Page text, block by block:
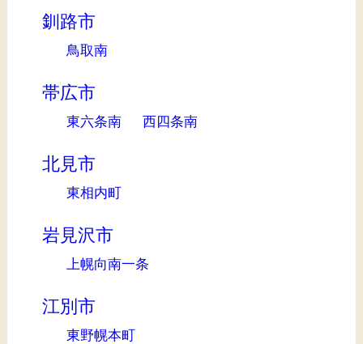
釧路市
鳥取南
帯広市
東六条南 西四条南
北見市
東相内町
岩見沢市
上幌向南一条
江別市
東野幌本町